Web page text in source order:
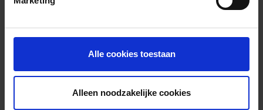
Alle cookies toestaan
Alleen noodzakelijke cookies